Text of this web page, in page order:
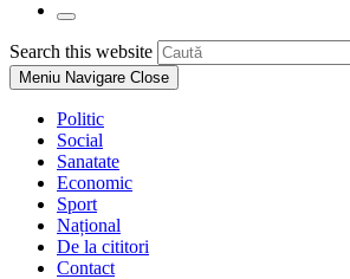
Toggle
website
search
Search this website
Meniu Navigare Close
Politic
Social
Sanatate
Economic
Sport
Național
De la cititori
Contact